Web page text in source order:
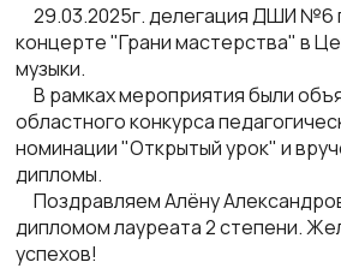
29.03.2025г. делегация ДШИ №6
концерте "Грани мастерства" в
музыки.
В рамках мероприятия были
областного конкурса
номинации "Открытый урок" и
дипломы.
Поздравляем Алёну
дипломом лауреата 2 степени.
успехов!